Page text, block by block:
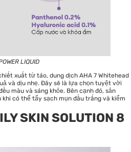
LIQUID
xuất từ táo, dung dịch AHA 7 Whitehead
và dịu nhẹ. Đây sẽ là lựa chọn tuyệt vời
màu và sáng khỏe. Bên cạnh đó, sản
có thể tẩy sạch mụn đầu trắng và kiểm
SKIN SOLUTION 8